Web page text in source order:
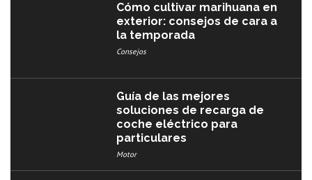
Cómo cultivar marihuana en
exterior: consejos de cara a
la temporada
Consejos
Guía de las mejores
soluciones de recarga de
coche eléctrico para
particulares
Motor